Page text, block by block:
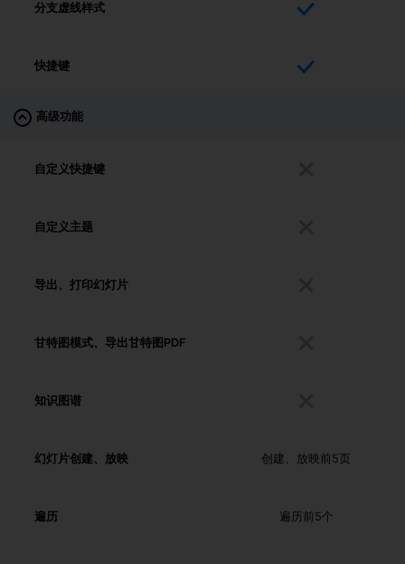
分支虚线样式
快捷键
高级功能
自定义快捷键
自定义主题
导出、打印幻灯片
甘特图模式、导出甘特图PDF
知识图谱
幻灯片创建、放映 创建、放映前5页
遍历 遍历前5个